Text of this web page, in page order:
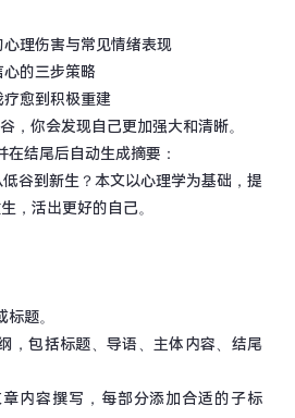
心理伤害与常见情绪表现
心的三步策略
疗愈到积极重建
谷，你会发现自己更加强大和清晰。
在结尾后自动生成摘要：
低谷到新生？本文以心理学为基础，提
，活出更好的自己。
标题。
，包括标题、导语、主体内容、结尾
内容撰写，每部分添加合适的子标